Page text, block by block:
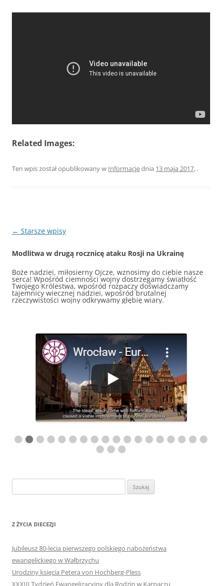
Related Images:
Ten wpis został opublikowany w Informacjednia 13 maja 2017, .
Nawigacja
← Starsze wpisy
Modlitwa w drugą rocznicę ataku Rosji na Ukrainę
Boże nadziei, miłosierny Ojcze, wznosimy do ciebie nasze
serca! Wpośród ciemności wojny dostrzegamy światłość
Twojego Królestwa, wpośród rozpaczy doświadczamy
tajemnicy wiecznej nadziei, wpośród brutalnej
rzeczywistości wojny odkrywamy głębię wiary.
ewangelickiego w Wałbrzychu
Urodziny księcia Petera von Hochberg-Pless
XXXIII Tydzień Ewangelizacyjny dla Rodzin w Karpaczu
Nowe polsko-szwedzkie partnerstwo parafii ewangelickich